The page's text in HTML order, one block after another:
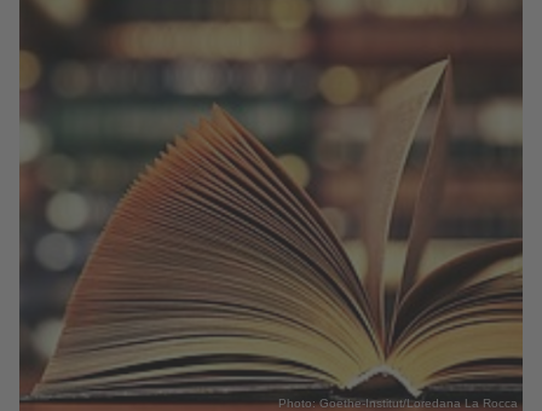
Photo: Goethe-Institut/Loredana La Rocca